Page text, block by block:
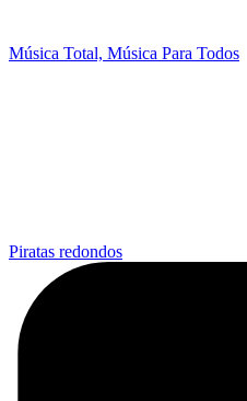
Música Total, Música Para Todos
Piratas redondos